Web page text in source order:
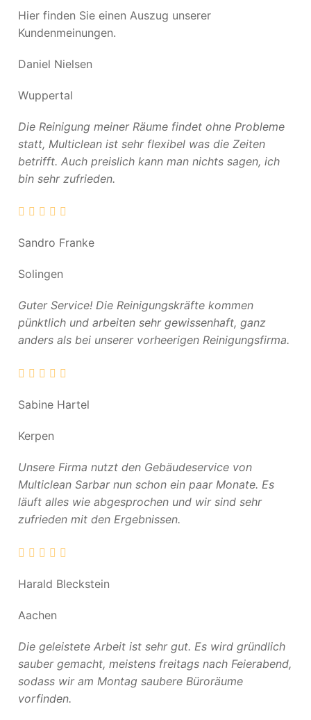
Hier finden Sie einen Auszug unserer
Kundenmeinungen.
Daniel Nielsen
Wuppertal
Die Reinigung meiner Räume findet ohne Probleme
statt, Multiclean ist sehr flexibel was die Zeiten
betrifft. Auch preislich kann man nichts sagen, ich
bin sehr zufrieden.
Sandro Franke
Solingen
Guter Service! Die Reinigungskräfte kommen
pünktlich und arbeiten sehr gewissenhaft, ganz
anders als bei unserer vorheerigen Reinigungsfirma.
Sabine Hartel
Kerpen
Unsere Firma nutzt den Gebäudeservice von
Multiclean Sarbar nun schon ein paar Monate. Es
läuft alles wie abgesprochen und wir sind sehr
zufrieden mit den Ergebnissen.
Harald Bleckstein
Aachen
Die geleistete Arbeit ist sehr gut. Es wird gründlich
sauber gemacht, meistens freitags nach Feierabend,
sodass wir am Montag saubere Büroräume
vorfinden.